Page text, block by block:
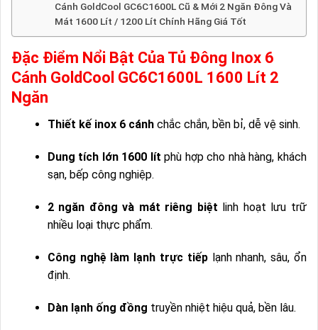
Cánh GoldCool GC6C1600L Cũ & Mới 2 Ngăn Đông Và
Mát 1600 Lít / 1200 Lít Chính Hãng Giá Tốt
Đặc Điểm Nổi Bật Của Tủ Đông Inox 6
Cánh GoldCool GC6C1600L 1600 Lít 2
Ngăn
Thiết kế inox 6 cánhchắc chắn, bền bỉ, dễ vệ sinh.
Dung tích lớn 1600 lít phù hợp cho nhà hàng, khách
sạn, bếp công nghiệp.
2 ngăn đông và mát riêng biệt linh hoạt lưu trữ
nhiều loại thực phẩm.
Công nghệ làm lạnh trực tiếplạnh nhanh, sâu, ổn
định.
Dàn lạnh ống đồng truyền nhiệt hiệu quả, bền lâu.